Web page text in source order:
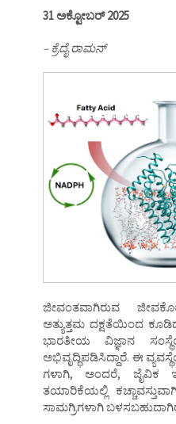
31 ಅಕ್ಟೋಬರ್ 2025
– ಕ್ರೆದೈ ರಾಮನ್
ಜೀವಂತವಾಗಿರುವ
ಅತ್ಯುತ್ತಮ ದಕ್ಷತೆಯಿಂದ ಕೂಡಿದ
ಭಾರತೀಯ ವಿಜ್ಞಾನ
ಅಭಿವೃದ್ಧಿಪಡಿಸಿದ್ದಾರೆ. ಈ
ಗಳಾಗಿ, ಅಂದರೆ, ಜೈವಿಕ
ತಯಾರಿಕೆಯಲ್ಲಿ
ಸಾಮಗ್ರಿಗಳಾಗಿ